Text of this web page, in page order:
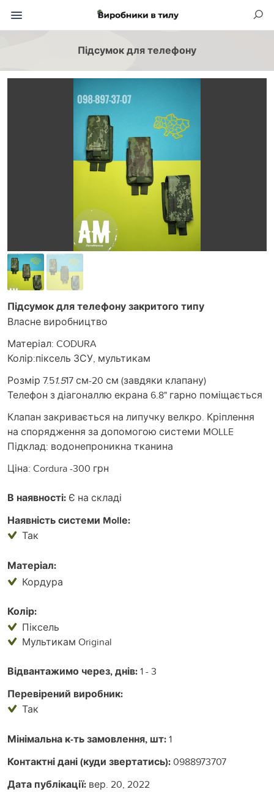
Підсумок для телефону
Підсумок для телефону закритого типу
Власне виробництво
Матеріал: CODURA
Колір:піксель ЗСУ, мультикам
Розмір 7.51.517 см-20 см (завдяки клапану)
Телефон з діагоналлю екрана 6.8" гарно поміщається
Клапан закривається на липучку велкро. Кріплення
на спорядження за допомогою системи MOLLE
Підклад: водонепроникна тканина
Ціна: Cordura -300 грн
В наявності: Є на складі
Наявність системи Mollе:
Так
Матеріал:
Кордура
Колір:
Піксель
Мультикам Original
Відвантажимо через, днів:1 - 3
Перевірений виробник:
Так
Мінімальна к-ть замовлення, шт:1
Контактні дані (куди звертатись):0988973707
Дата публікації: вер. 20, 2022